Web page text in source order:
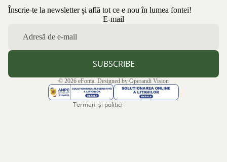
Înscrie-te la newsletter și află tot ce e nou în lumea fontei!
E-mail
SUBSCRIBE
© 2026 eFonta. Designed by Operandi Vision
Termeni și politici
Politica de confidențialitate
Aviz legal